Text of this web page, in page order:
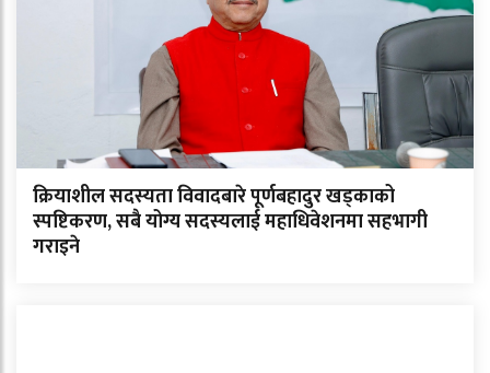
क्रियाशील सदस्यता विवादबारे पूर्णबहादुर खड्काको
स्पष्टिकरण, सबै योग्य सदस्यलाई महाधिवेशनमा सहभागी
गराइने